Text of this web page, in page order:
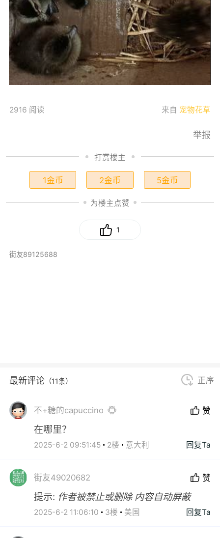
2916 阅读 来自 宠物花草
举报
打赏楼主
1金币 2金币 5金币
为楼主点赞
1
街友89125688
最新评论 （11条） 正序
不+糖的capuccino 赞
在哪里？
2025-6-2 09:51:45 2楼 意大利 回复Ta
街友49020682 赞
提示: 作者被禁止或删除 内容自动屏蔽
2025-6-2 11:06:10 3楼 美国 回复Ta